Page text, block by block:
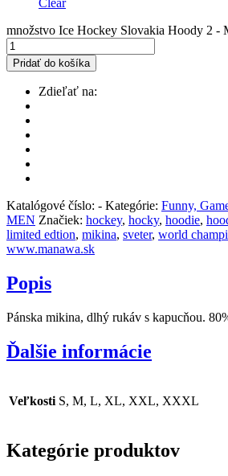
Clear
množstvo Ice Hockey Slovakia Hoody 2 -
Pridať do košíka
Zdieľať na:
Katalógové číslo: - Kategórie: Funny,
MEN Značiek: hockey, hocky, hoodie,
limited edtion, mikina, sveter, world
www.manawa.sk
Popis
Pánska mikina, dlhý rukáv s kapucňou.
Ďalšie informácie
Veľkosti S, M, L, XL, XXL, XXXL
Kategórie produktov